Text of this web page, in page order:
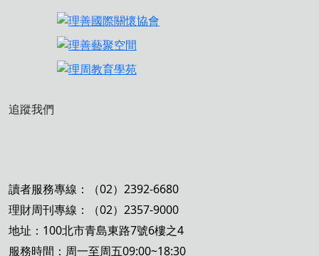
追蹤我們
讀者服務專線：（02）2392-6680
理財周刊專線：（02）2357-9000
地址：100北市青島東路7號6樓之4
服務時間：周一至周五09:00~18:30